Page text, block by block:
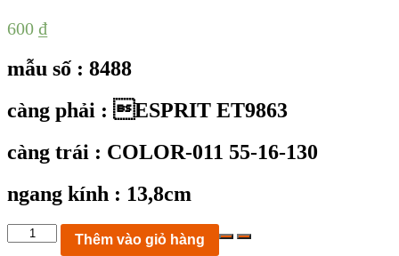
600 ₫
mẫu số : 8488
càng phải : ESPRIT ET9863
càng trái : COLOR-011 55-16-130
ngang kính : 13,8cm
KC8488:
Kính
Thêm vào giỏ hàng